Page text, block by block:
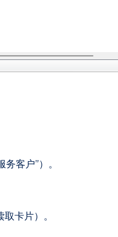
客户”）。
卡片）。